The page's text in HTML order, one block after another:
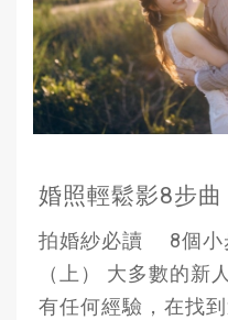
婚照輕鬆影8步曲
拍婚紗必讀 8個小
（上） 大多數的新
有任何經驗，在找